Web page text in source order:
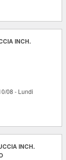
INCH.
08 - Lundi
INCH.